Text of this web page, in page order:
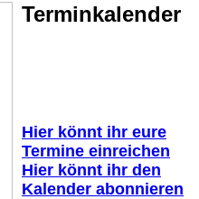
Terminkalender
Hier könnt ihr eure
Termine einreichen
Hier könnt ihr den
Kalender abonnieren